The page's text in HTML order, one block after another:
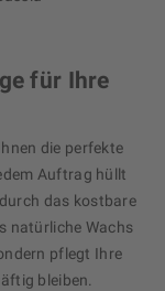
für Ihre
die perfekte
Auftrag hüllt
das kostbare
natürliche Wachs
pflegt Ihre
bleiben.